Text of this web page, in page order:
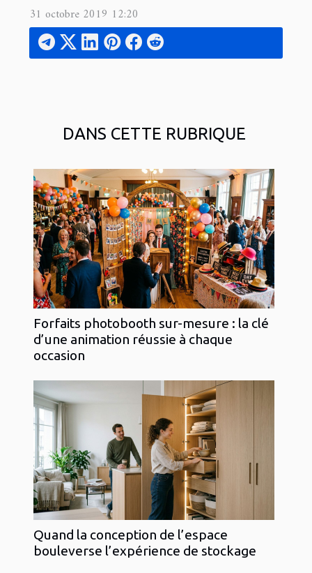
31 octobre 2019 12:20
DANS CETTE RUBRIQUE
Forfaits photobooth sur-mesure : la clé
d’une animation réussie à chaque
occasion
Quand la conception de l’espace
bouleverse l’expérience de stockage